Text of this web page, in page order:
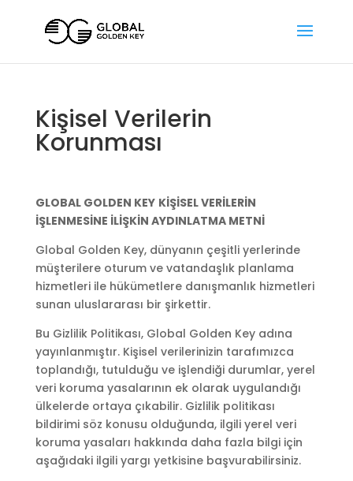
Kişisel Verilerin
Korunması
GLOBAL GOLDEN KEY KİŞİSEL VERİLERİN
İŞLENMESİNE İLİŞKİN AYDINLATMA METNİ
Global Golden Key, dünyanın çeşitli yerlerinde
müşterilere oturum ve vatandaşlık planlama
hizmetleri ile hükümetlere danışmanlık hizmetleri
sunan uluslararası bir şirkettir.
Bu Gizlilik Politikası, Global Golden Key adına
yayınlanmıştır. Kişisel verilerinizin tarafımızca
toplandığı, tutulduğu ve işlendiği durumlar, yerel
veri koruma yasalarının ek olarak uygulandığı
ülkelerde ortaya çıkabilir. Gizlilik politikası
bildirimi söz konusu olduğunda, ilgili yerel veri
koruma yasaları hakkında daha fazla bilgi için
aşağıdaki ilgili yargı yetkisine başvurabilirsiniz.